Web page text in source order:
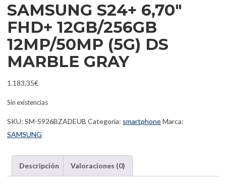
SAMSUNG S24+ 6,70″
FHD+ 12GB/256GB
12MP/50MP (5G) DS
MARBLE GRAY
1.183,35€
Sin existencias
SKU: SM-S926BZADEUB Categoría: smartphoneMarca:
SAMSUNG
Descripción Valoraciones (0)